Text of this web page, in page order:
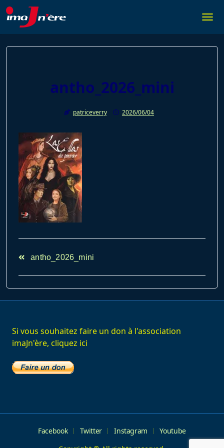
Skip
to
content
antho_2026_mini
patriceverry 2026/06/04
<span
reader-
antho_2026_mini
Si vous souhaitez faire un don à l'association
imaJn'ère, cliquez ici
Facebook Twitter Instagram
Youtube